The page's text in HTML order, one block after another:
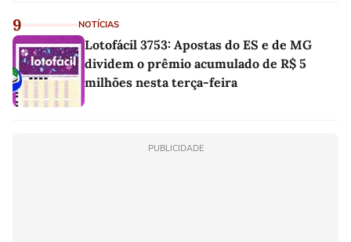
9 NOTÍCIAS
Lotofácil 3753: Apostas do ES e de MG
dividem o prêmio acumulado de R$ 5
milhões nesta terça-feira
PUBLICIDADE